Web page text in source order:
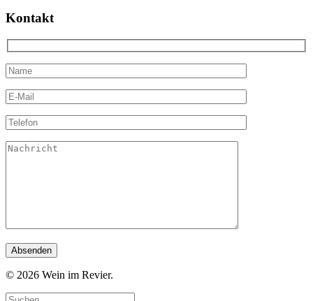
Kontakt
© 2026 Wein im Revier.